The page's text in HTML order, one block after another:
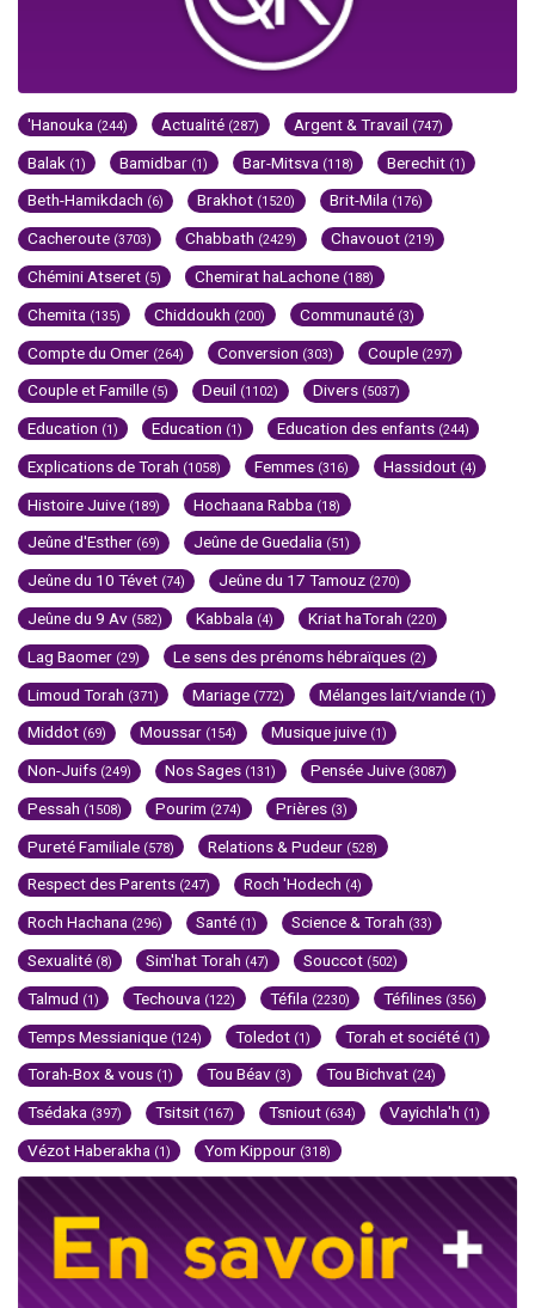
'Hanouka (244) Actualité (287) Argent & Travail (747)
Balak (1) Bamidbar (1) Bar-Mitsva (118) Berechit (1)
Beth-Hamikdach (6) Brakhot (1520) Brit-Mila (176)
Cacheroute (3703) Chabbath (2429) Chavouot (219)
Chémini Atseret (5) Chemirat haLachone (188)
Chemita (135) Chiddoukh (200) Communauté (3)
Compte du Omer (264) Conversion (303) Couple (297)
Couple et Famille (5) Deuil (1102) Divers (5037)
Education (1) Education (1) Education des enfants (244)
Explications de Torah (1058) Femmes (316) Hassidout (4)
Histoire Juive (189) Hochaana Rabba (18)
Jeûne d'Esther (69) Jeûne de Guedalia (51)
Jeûne du 10 Tévet (74) Jeûne du 17 Tamouz (270)
Jeûne du 9 Av (582) Kabbala (4) Kriat haTorah (220)
Lag Baomer (29) Le sens des prénoms hébraïques (2)
Limoud Torah (371) Mariage (772) Mélanges lait/viande (1)
Middot (69) Moussar (154) Musique juive (1)
Non-Juifs (249) Nos Sages (131) Pensée Juive (3087)
Pessah (1508) Pourim (274) Prières (3)
Pureté Familiale (578) Relations & Pudeur (528)
Respect des Parents (247) Roch 'Hodech (4)
Roch Hachana (296) Santé (1) Science & Torah (33)
Sexualité (8) Sim'hat Torah (47) Souccot (502)
Talmud (1) Techouva (122) Téfila (2230) Téfilines (356)
Temps Messianique (124) Toledot (1) Torah et société (1)
Torah-Box & vous (1) Tou Béav (3) Tou Bichvat (24)
Tsédaka (397) Tsitsit (167) Tsniout (634) Vayichla'h (1)
Vézot Haberakha (1) Yom Kippour (318)